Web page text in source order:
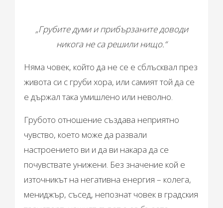
„Грубите думи и прибързаните доводи
никога не са решили нищо.“
Няма човек, който да не се е сблъсквал през
живота си с груби хора, или самият той да се
е държал така умишлено или неволно.
Грубото отношение създава неприятно
чувство, което може да развали
настроението ви и да ви накара да се
почувствате унижени. Без значение кой е
източникът на негативна енергия – колега,
мениджър, съсед, непознат човек в градския